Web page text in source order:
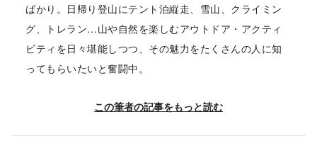
ばかり。日帰り登山にテント泊縦走、雪山、クライミン
グ、トレラン…山や自然を楽しむアウトドア・アクティ
ビティを日々堪能しつつ、その魅力をたくさんの人に知
ってもらいたいと奮闘中。
この筆者の記事をもっと読む